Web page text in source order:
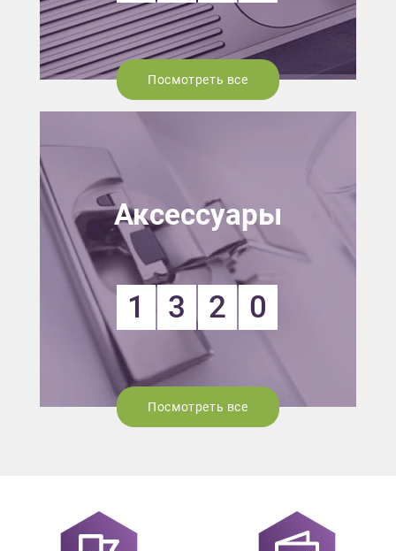
Посмотреть все
Аксессуары
1 3 2 0
Посмотреть все